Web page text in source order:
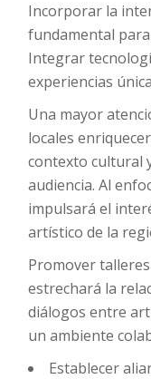
Incorporar la
fundamental
Integrar
experiencias
Una mayor
locales
contexto cultural
audiencia. Al
impulsará el
artístico de la
Promover
estrechará la
diálogos entre
un ambiente
Establecer